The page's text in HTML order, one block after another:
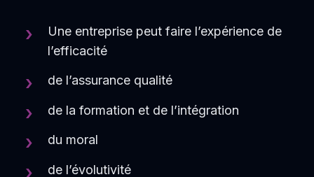
Une entreprise peut faire l’expérience de
l’efficacité
de l’assurance qualité
de la formation et de l’intégration
du moral
de l’évolutivité